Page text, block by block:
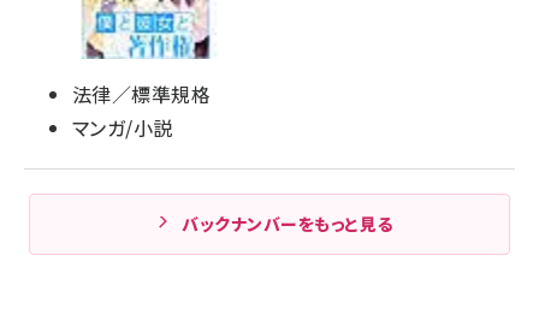
法律／標準規格
マンガ/小説
バックナンバーをもっと見る